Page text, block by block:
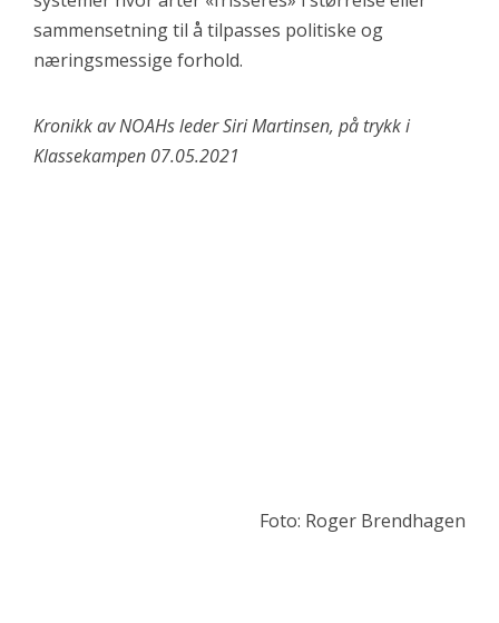
sammensetning til å tilpasses politiske og
næringsmessige forhold.
Kronikk av NOAHs leder Siri Martinsen, på trykk i
Klassekampen 07.05.2021
Foto: Roger Brendhagen